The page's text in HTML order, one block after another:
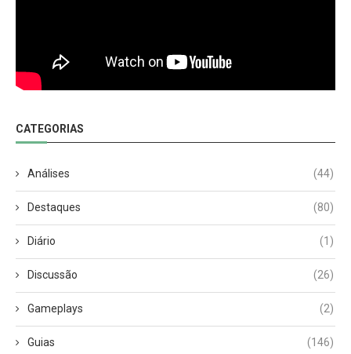
CATEGORIAS
Análises (44)
Destaques (80)
Diário (1)
Discussão (26)
Gameplays (2)
Guias (146)